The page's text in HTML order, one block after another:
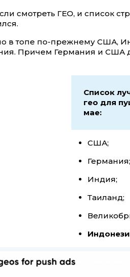
смотреть ГЕО, и список
в топе по-прежнему США,
Причем Германия и США
Список
гео для
мае:
США;
Германия;
Индия;
Таиланд;